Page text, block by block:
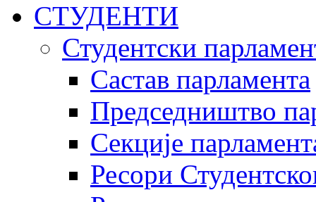
СТУДЕНТИ
Студентски
Састав парламента
Председништво
Секције
Ресори